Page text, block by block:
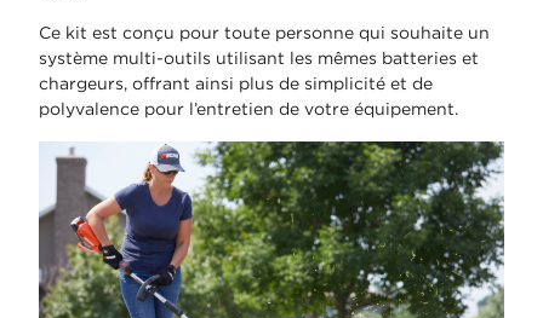
Ce kit est conçu pour toute personne qui souhaite un
système multi-outils utilisant les mêmes batteries et
chargeurs, offrant ainsi plus de simplicité et de
polyvalence pour l’entretien de votre équipement.